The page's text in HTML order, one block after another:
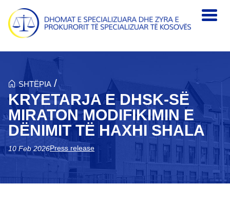
Skip to main content
SHTËPIA /
KRYETARJA E DHSK-SË
MIRATON MODIFIKIMIN E
DËNIMIT TË HAXHI SHALA
10 Feb 2026Press release